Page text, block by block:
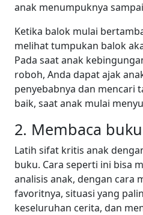
anak menumpuknya
Ketika balok mulai
melihat tumpukan balok
Pada saat anak
roboh, Anda dapat ajak
penyebabnya dan mencari
baik, saat anak mulai
2. Membaca buku
Latih sifat kritis anak
buku. Cara seperti ini bisa
analisis anak, dengan cara
favoritnya, situasi yang
keseluruhan cerita, dan